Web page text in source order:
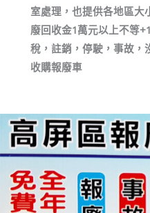
室處理，也提供各地區大
廢回收金1萬元以上不等
稅，註銷，停駛，事故，
收購報廢車